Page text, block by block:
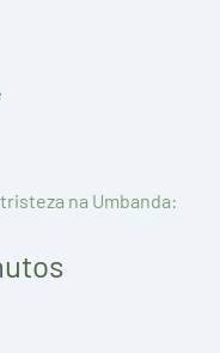
na Umbanda: